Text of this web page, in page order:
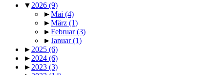
▼ 2026 (9)
►Mai (4)
►März (1)
►Februar(3)
►Januar(1)
► 2025 (6)
► 2024 (6)
► 2023 (3)